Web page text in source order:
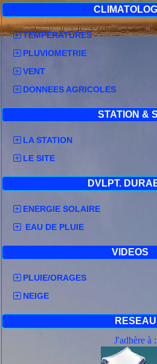
TEMPERATURES
PLUVIOMETRIE
VENT
DONNEES AGRICOLES
STATION &
LA STATION
LE SITE
DVLPT.
ENERGIE SOLAIRE
EAU DE PLUIE
VIDEOS
PLUIE/ORAGES
NEIGE
RESEAU
J'adhère à :